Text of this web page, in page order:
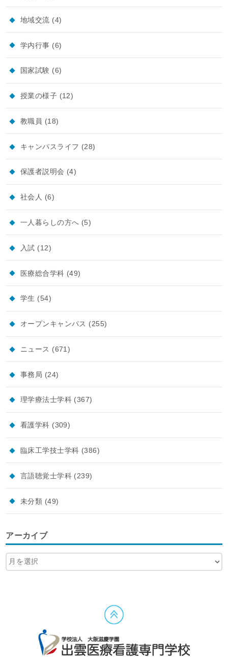
地域交流 (4)
学内行事 (6)
国家試験 (6)
授業の様子 (12)
教職員 (18)
キャンパスライフ (28)
保護者説明会 (4)
社会人 (6)
一人暮らしの方へ (5)
入試 (12)
医療総合学科 (49)
学生 (54)
オープンキャンパス (255)
ニュース (671)
事務局 (24)
理学療法士学科 (367)
看護学科 (309)
臨床工学技士学科 (386)
言語聴覚士学科 (239)
未分類 (49)
アーカイブ